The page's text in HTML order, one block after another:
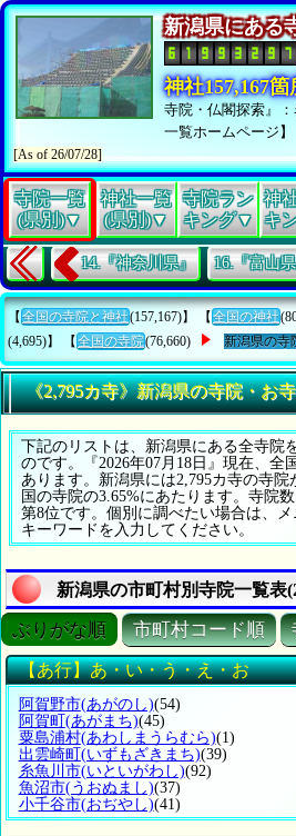
新潟県にあ
神社157,167
寺院・仏閣探索』
一覧ホームページ
[As of 26/07/28]
寺院一覧
(県別)▼
神社一覧
(県別)▼
寺院ラン
キング▼
神
キ
14.『神奈川県』 16.『富山
【 全国の寺院と神社(157,167)】 【 全国の神社
(4,695)】 【 全国の寺院(76,660) 新潟県の寺
《2,795カ寺》新潟県の寺院・お
下記のリストは、新潟県にある全寺院
のです。『2026年07月18日』現在、全
あります。新潟県には2,795カ寺の寺
国の寺院の3.65%にあたります。寺院
第8位です。個別に調べたい場合は、
キーワードを入力してください。
新潟県の市町村別寺院一覧表
ぶりがな順 市町村コード順
【あ行】あ・い・う・え・お
阿賀野市(あがのし)(54)
阿賀町 (あがまち)(45)
粟島浦村(あわしまうらむら)(1)
出雲崎町 (いずもざきまち)(39)
糸魚川市(いといがわし)(92)
魚沼市(うおぬまし)(37)
小千谷市(おぢやし)(41)